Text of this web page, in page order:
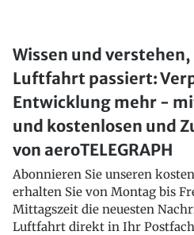
Wissen und
Luftfahrt passiert:
Entwicklung mehr -
und kostenlosen und
von aeroTELEGRAPH
Abonnieren Sie unseren
erhalten Sie von Montag bis
Mittagszeit die neuesten
Luftfahrt direkt in Ihr